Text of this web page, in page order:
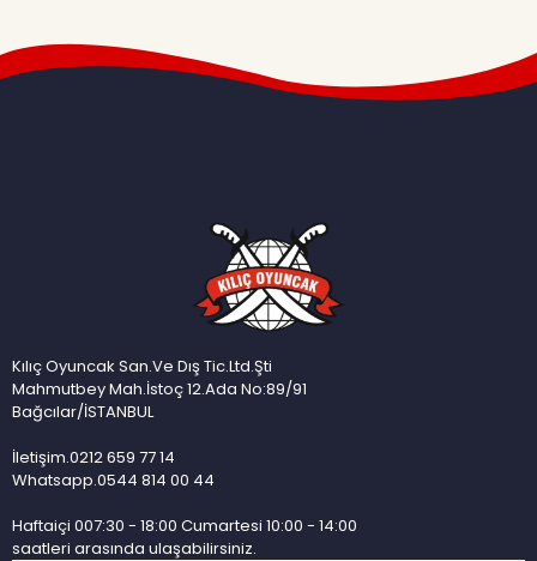
Kılıç Oyuncak San.Ve Dış Tic.Ltd.Şti
Mahmutbey Mah.İstoç 12.Ada No:89/91
Bağcılar/İSTANBUL
İletişim.0212 659 77 14
Whatsapp.0544 814 00 44
Haftaiçi 007:30 - 18:00 Cumartesi 10:00 - 14:00
saatleri arasında ulaşabilirsiniz.